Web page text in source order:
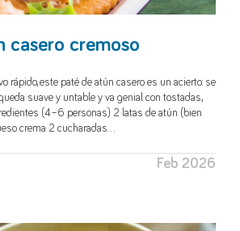
casero cremoso
rápido, este paté de atún casero es un acierto: se
suave y untable y va genial con tostadas,
(4–6 personas) 2 latas de atún (bien
crema 2 cucharadas…
Feb 2026